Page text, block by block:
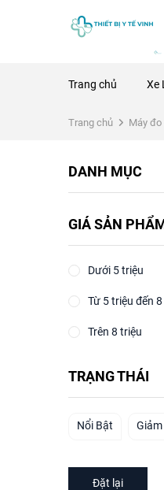
Trang chủ Xe
Trang chủ Máy
DANH MỤC
GIÁ SẢN PHẨM
Dưới 5 triệu
Từ 5 triệu đến
Trên 8 triệu
TRẠNG THÁI
Nổi Bật Giảm
Đặt lại